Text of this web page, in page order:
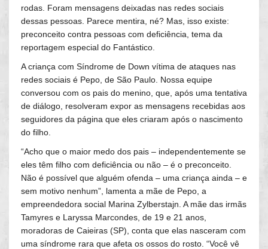
rodas. Foram mensagens deixadas nas redes sociais
dessas pessoas. Parece mentira, né? Mas, isso existe:
preconceito contra pessoas com deficiência, tema da
reportagem especial do Fantástico.
A criança com Síndrome de Down vítima de ataques nas
redes sociais é Pepo, de São Paulo. Nossa equipe
conversou com os pais do menino, que, após uma tentativa
de diálogo, resolveram expor as mensagens recebidas aos
seguidores da página que eles criaram após o nascimento
do filho.
“Acho que o maior medo dos pais – independentemente se
eles têm filho com deficiência ou não – é o preconceito.
Não é possível que alguém ofenda – uma criança ainda – e
sem motivo nenhum”, lamenta a mãe de Pepo, a
empreendedora social Marina Zylberstajn. A mãe das irmãs
Tamyres e Laryssa Marcondes, de 19 e 21 anos,
moradoras de Caieiras (SP), conta que elas nasceram com
uma síndrome rara que afeta os ossos do rosto. “Você vê